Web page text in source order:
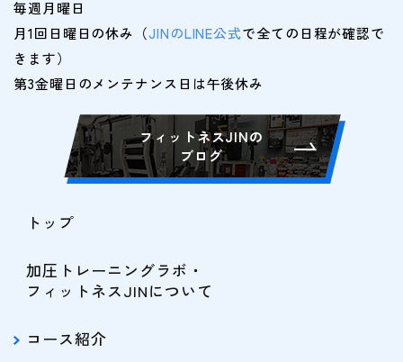
毎週月曜日
月1回日曜日の休み（JINのLINE公式で全ての日程が確認で
きます）
フィットネスJINの
ブログ
トップ
加圧トレーニングラボ・
フィットネスJINについて
コース紹介